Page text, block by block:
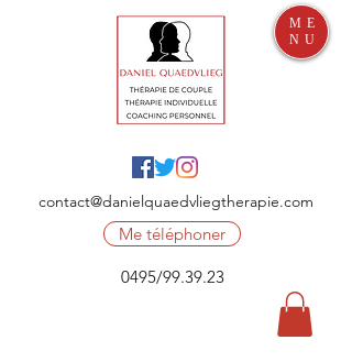
contact@danielquaedvliegtherapie.com
Me téléphoner
0495/99.39.23
ME
NU